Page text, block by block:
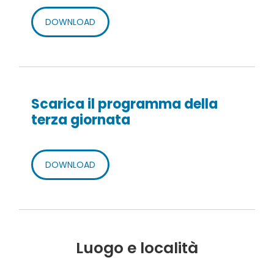
DOWNLOAD
Scarica il programma della
terza giornata
DOWNLOAD
Luogo e località